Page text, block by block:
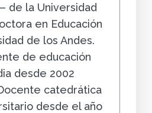
de la Universidad
en Educación
de los Andes.
de educación
desde 2002
catedrática
desde el año